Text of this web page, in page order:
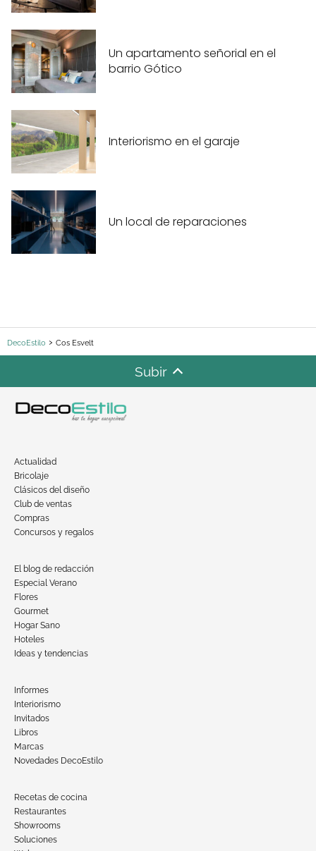
Un apartamento señorial en el
barrio Gótico
Interiorismo en el garaje
Un local de reparaciones
DecoEstilo Cos Esvelt
Subir
Actualidad
Bricolaje
Clásicos del diseño
Club de ventas
Compras
Concursos y regalos
El blog de redacción
Especial Verano
Flores
Gourmet
Hogar Sano
Hoteles
Ideas y tendencias
Informes
Interiorismo
Invitados
Libros
Marcas
Novedades DecoEstilo
Recetas de cocina
Restaurantes
Showrooms
Soluciones